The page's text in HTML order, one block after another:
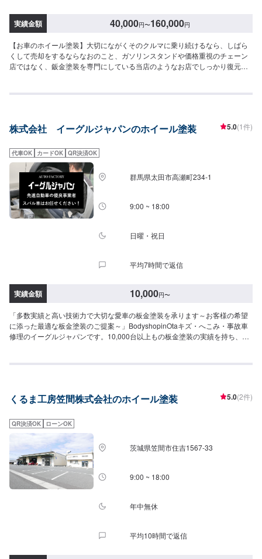
実績金額 40,000円〜160,000円
【お車のホイール塗装】大切にながくそのクルマに乗り続けるなら、しばら
くして売却をするならなおのこと、ガソリンスタンドや価格重視のチェーン
店ではなく、鈑金塗装を専門にしている当店のようなお店でしっかり復元す
して以来、50年以上この地でお店を営業させていただいております。チェー
んでおります。
株式会社 イーグルジャパンのホイール塗装 5.0(1件)
代車OK カードOK QR決済OK
群馬県太田市高瀬町234-1
9:00 ~ 18:00
日曜・祝日
平均7時間で返信
実績金額 10,000円〜
「多数実績と高い技術力で大切な愛車の板金塗装を承ります～お客様の希望
に添った最適な板金塗装のご提案～」BodyshopinOtaキズ・へこみ・事故車
修理のイーグルジャパンです。10,000台以上もの板金塗装の実績を持ち、太
にお客様の大切な思い出を乗せた日常を彩る大切な相棒であり、熟練の職人
した上で、長年培った技術力を駆使して最適な方法のご提案をさせていただ
います。ぜひ、お問い合わせください！--------------------------------------------------
【1】オファーにてお問い合わせ【2】お見積り【3】お見積りにご納得いた
だければ作業開始【4】仕上がり次第納車-----納期について-----納期は通常3~5
日程度で納車となります。納期は前後する場合がございます。予め、ご了承
ください。-----パーツ持ち込みについて-----パーツの持ち込み可能です。オフ
ァーにて詳細をお願い致します。-----代車について-----無料の代車をご用意し
ています。お車の作業中は代車をご利用ください。※代車の燃料代はお客様に
くら様を過ぎ左手にMMM様の看板がある所を右折していただければ工場があ
スペースは事務所前の空いているスペースに駐車してください。受付はスタ
くるま工房笠間株式会社のホイール塗装 5.0(2件)
QR決済OK ローンOK
茨城県笠間市住吉1567-33
9:00 ~ 18:00
年中無休
平均10時間で返信